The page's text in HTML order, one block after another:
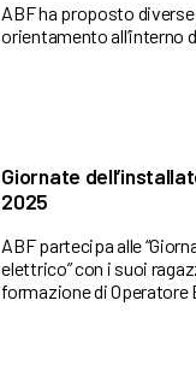
ABF ha proposto
orientamento all’interno
Giornate
2025
ABF partecipa alle
elettrico” con i suoi
formazione di Operatore